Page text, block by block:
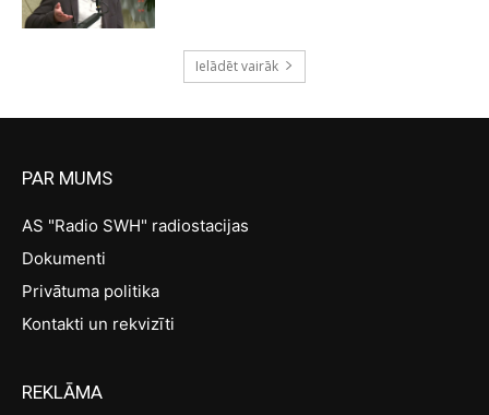
Ielādēt vairāk
PAR MUMS
AS "Radio SWH" radiostacijas
Dokumenti
Privātuma politika
Kontakti un rekvizīti
REKLĀMA